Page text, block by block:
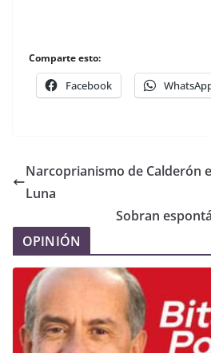
Comparte esto:
Facebook
Narcoprianismo de Calderón
Luna
Sobran
OPINIÓN